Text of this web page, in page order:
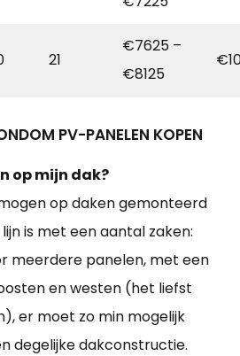
21
€7625 –
€8125
PV-PANELEN KOPEN
op mijn dak?
op daken gemonteerd
is met een aantal zaken:
meerdere panelen, met een
en westen (het liefst
er moet zo min mogelijk
degelijke dakconstructie.